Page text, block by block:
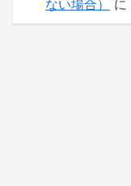
ない場合） に